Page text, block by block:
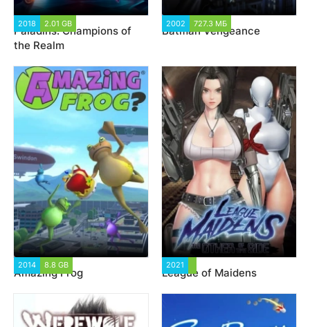
2018 2.01 GB
Paladins: Champions of
the Realm
2002 727.3 МБ
Batman Vengeance
2014 8.8 GB
Amazing Frog
2021
League of Maidens